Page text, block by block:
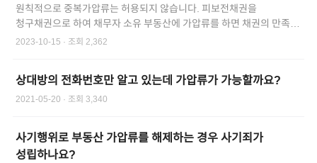
원칙적으로 중복가압류는 허용되지 않습니다. 피보전채권을
청구채권으로 하여 채무자 소유 부동산에 가압류를 하면 채권의 만족을
얻을 수 있으므로 재차 가압류하는 것은 보전의 필요성이 인정되지 않기
필요성이 있는지를 소명하도록 되어 있습니다.
2023-10-15 · 조회 2,362
상대방의 전화번호만 알고 있는데 가압류가 가능할까요?
2021-05-20 · 조회 3,340
사기행위로 부동산 가압류를 해제하는 경우 사기죄가
성립하나요?